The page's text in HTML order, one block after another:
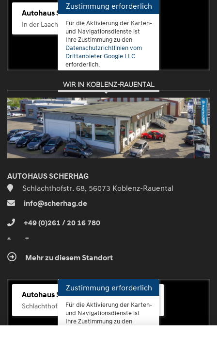
Autohaus Scherhag
In der Laach 76, 56072 Koblenz-Güls
Zustimmung erforderlich
Für die Aktivierung der Karten-
und Navigationsdienste ist
Ihre Zustimmung zu den
Datenschutzrichtlinien vom
Drittanbieter Google LLC
erforderlich.
Zustimmen
und
aktivieren
WIR IN KOBLENZ-RAUENTAL
AUTOHAUS SCHERHAG
Schlachthofstr. 68, 56073 Koblenz-Rauental
info@scherhag.de
+49 (0)261 / 20 16 780
Mehr zu diesem Standort
Autohaus Scherhag
Schlachthofstr. 68, 56073 Koblenz-Rauental
Zustimmung erforderlich
Für die Aktivierung der Karten-
und Navigationsdienste ist
Ihre Zustimmung zu den